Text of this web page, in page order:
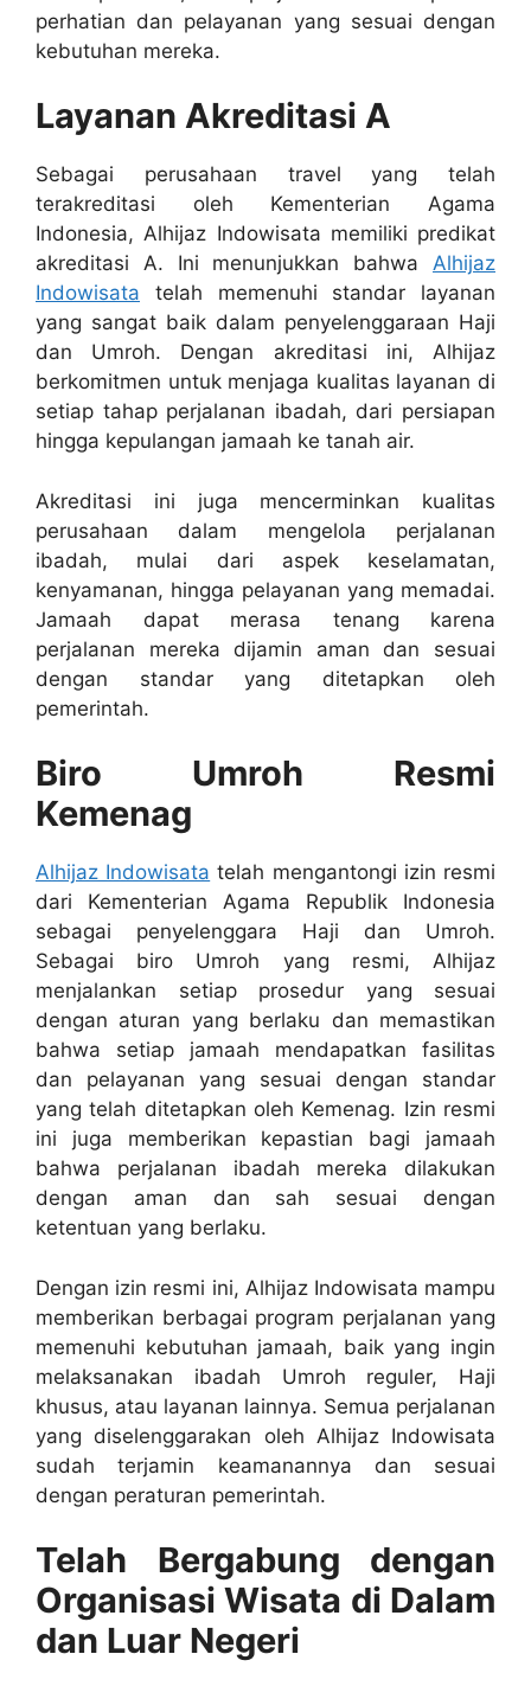
perhatian dan pelayanan yang sesuai dengan
kebutuhan mereka.
Layanan Akreditasi A
Sebagai perusahaan travel yang telah
terakreditasi oleh Kementerian Agama
Indonesia, Alhijaz Indowisata memiliki predikat
akreditasi A. Ini menunjukkan bahwa Alhijaz
Indowisata telah memenuhi standar layanan
yang sangat baik dalam penyelenggaraan Haji
dan Umroh. Dengan akreditasi ini, Alhijaz
berkomitmen untuk menjaga kualitas layanan di
setiap tahap perjalanan ibadah, dari persiapan
hingga kepulangan jamaah ke tanah air.
Akreditasi ini juga mencerminkan kualitas
perusahaan dalam mengelola perjalanan
ibadah, mulai dari aspek keselamatan,
kenyamanan, hingga pelayanan yang memadai.
Jamaah dapat merasa tenang karena
perjalanan mereka dijamin aman dan sesuai
dengan standar yang ditetapkan oleh
pemerintah.
Biro Umroh Resmi
Kemenag
Alhijaz Indowisata telah mengantongi izin resmi
dari Kementerian Agama Republik Indonesia
sebagai penyelenggara Haji dan Umroh.
Sebagai biro Umroh yang resmi, Alhijaz
menjalankan setiap prosedur yang sesuai
dengan aturan yang berlaku dan memastikan
bahwa setiap jamaah mendapatkan fasilitas
dan pelayanan yang sesuai dengan standar
yang telah ditetapkan oleh Kemenag. Izin resmi
ini juga memberikan kepastian bagi jamaah
bahwa perjalanan ibadah mereka dilakukan
dengan aman dan sah sesuai dengan
ketentuan yang berlaku.
Dengan izin resmi ini, Alhijaz Indowisata mampu
memberikan berbagai program perjalanan yang
memenuhi kebutuhan jamaah, baik yang ingin
melaksanakan ibadah Umroh reguler, Haji
khusus, atau layanan lainnya. Semua perjalanan
yang diselenggarakan oleh Alhijaz Indowisata
sudah terjamin keamanannya dan sesuai
dengan peraturan pemerintah.
Telah Bergabung dengan
Organisasi Wisata di Dalam
dan Luar Negeri